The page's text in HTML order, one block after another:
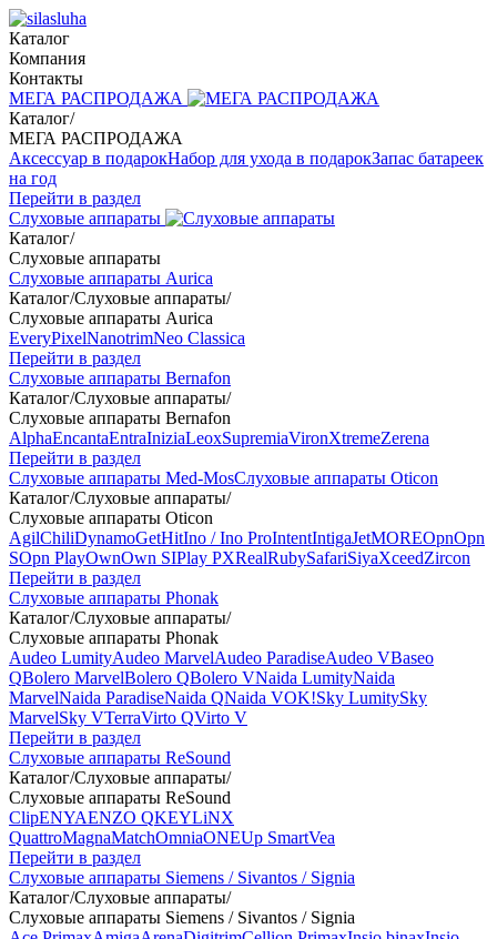
Каталог
Компания
Контакты
МЕГА РАСПРОДАЖА
Каталог/
МЕГА РАСПРОДАЖА
Аксессуар в подарокНабор для ухода в подарокЗапас батареек
на год
Перейти в раздел
Слуховые аппараты
Каталог/
Слуховые аппараты
Слуховые аппараты Aurica
Каталог/Слуховые аппараты/
Слуховые аппараты Aurica
EveryPixelNanotrimNeo Classica
Перейти в раздел
Слуховые аппараты Bernafon
Каталог/Слуховые аппараты/
Слуховые аппараты Bernafon
AlphaEncantaEntraIniziaLeoxSupremiaVironXtremeZerena
Перейти в раздел
Слуховые аппараты Med-MosСлуховые аппараты Oticon
Каталог/Слуховые аппараты/
Слуховые аппараты Oticon
AgilChiliDynamoGetHitIno / Ino ProIntentIntigaJetMOREOpnOpn
SOpn PlayOwnOwn SIPlay PXRealRubySafariSiyaXceedZircon
Перейти в раздел
Слуховые аппараты Phonak
Каталог/Слуховые аппараты/
Слуховые аппараты Phonak
Audeo LumityAudeo MarvelAudeo ParadiseAudeo VBaseo
QBolero MarvelBolero QBolero VNaida LumityNaida
MarvelNaida ParadiseNaida QNaida VOK!Sky LumitySky
MarvelSky VTerraVirto QVirto V
Перейти в раздел
Слуховые аппараты ReSound
Каталог/Слуховые аппараты/
Слуховые аппараты ReSound
ClipENYAENZO QKEYLiNX
QuattroMagnaMatchOmniaONEUp SmartVea
Перейти в раздел
Слуховые аппараты Siemens / Sivantos / Signia
Каталог/Слуховые аппараты/
Слуховые аппараты Siemens / Sivantos / Signia